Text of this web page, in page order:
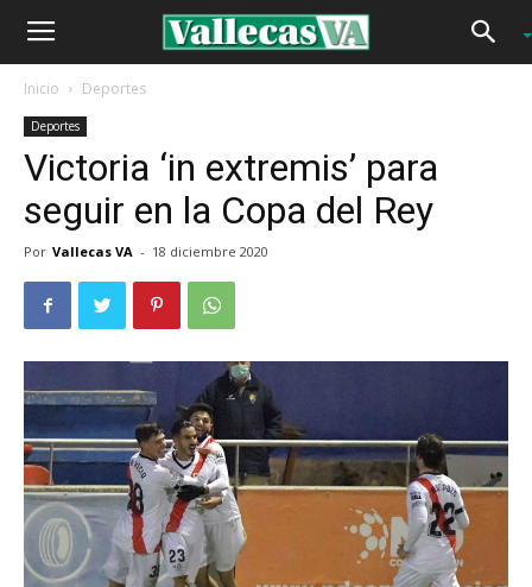
Inicio Deportes
Deportes
Victoria ‘in extremis’ para
seguir en la Copa del Rey
Por Vallecas VA - 18 diciembre 2020